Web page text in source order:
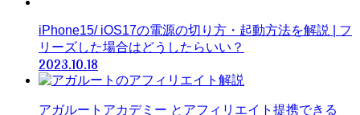
iPhone15/ iOS17の電源の切り方・起動方法を解説 | フ
リーズした場合はどうしたらいい？
2023.10.18
アガルートアカデミー とアフィリエイト提携できる